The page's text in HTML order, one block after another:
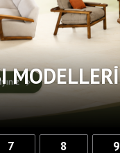
MODELLERI
7 8 9